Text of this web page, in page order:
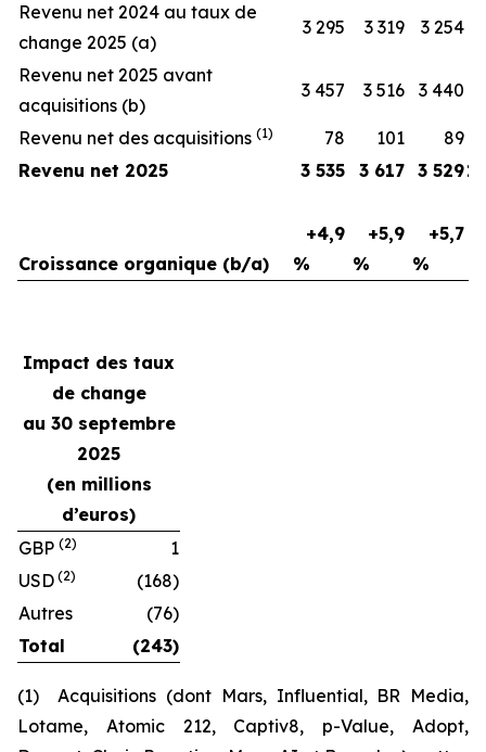
Revenu net 2024 au taux de
change 2025 (a)
3 295 3 319 3 254
Revenu net 2025 avant
acquisitions (b)
3 457 3 516 3 440
Revenu net des acquisitions (1) 78 101
89
Revenu net 2025
3 535 3 617 3 529
Croissance organique (b/a)
+4,9
%
+5,9
%
+5,7
%
Impact des taux
de change
au 30 septembre
2025
(en millions
d’euros)
GBP (2)
1
USD (2)
(168)
Autres
(76)
Total
(243)
(1) Acquisitions (dont Mars, Influential, BR Media,
Lotame, Atomic 212, Captiv8, p-Value, Adopt,